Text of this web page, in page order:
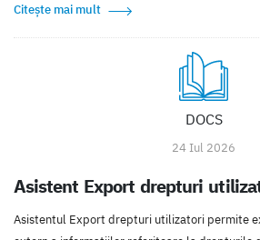
Citește mai mult
DOCS
24 Iul 2026
Asistent Export drepturi
Asistentul Export drepturi utilizatori permite